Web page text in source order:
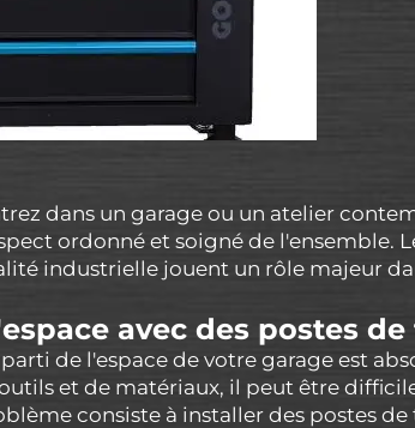
dans un garage ou un atelier
ordonné et soigné de l'ensemble.
industrielle jouent un rôle majeur
avec des postes
de l'espace de votre garage est
et de matériaux, il peut être
consiste à installer des postes